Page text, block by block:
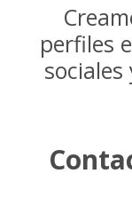
perfiles